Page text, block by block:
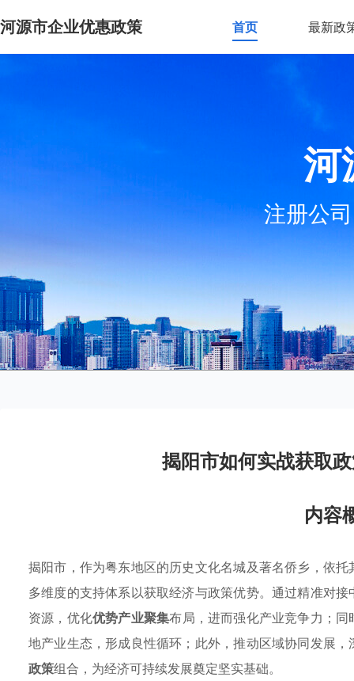
河源市企业优惠政策 首页 最新政
河
注册公
揭阳市如何实战获取
内容
揭阳市，作为粤东地区的历史文化名城及著名侨乡，依
多维度的支持体系以获取经济与政策优势。通过精准对接
资源，优化优势产业聚集布局，进而强化产业竞争力；
地产业生态，形成良性循环；此外，推动区域协同发展
政策组合，为经济可持续发展奠定坚实基础。